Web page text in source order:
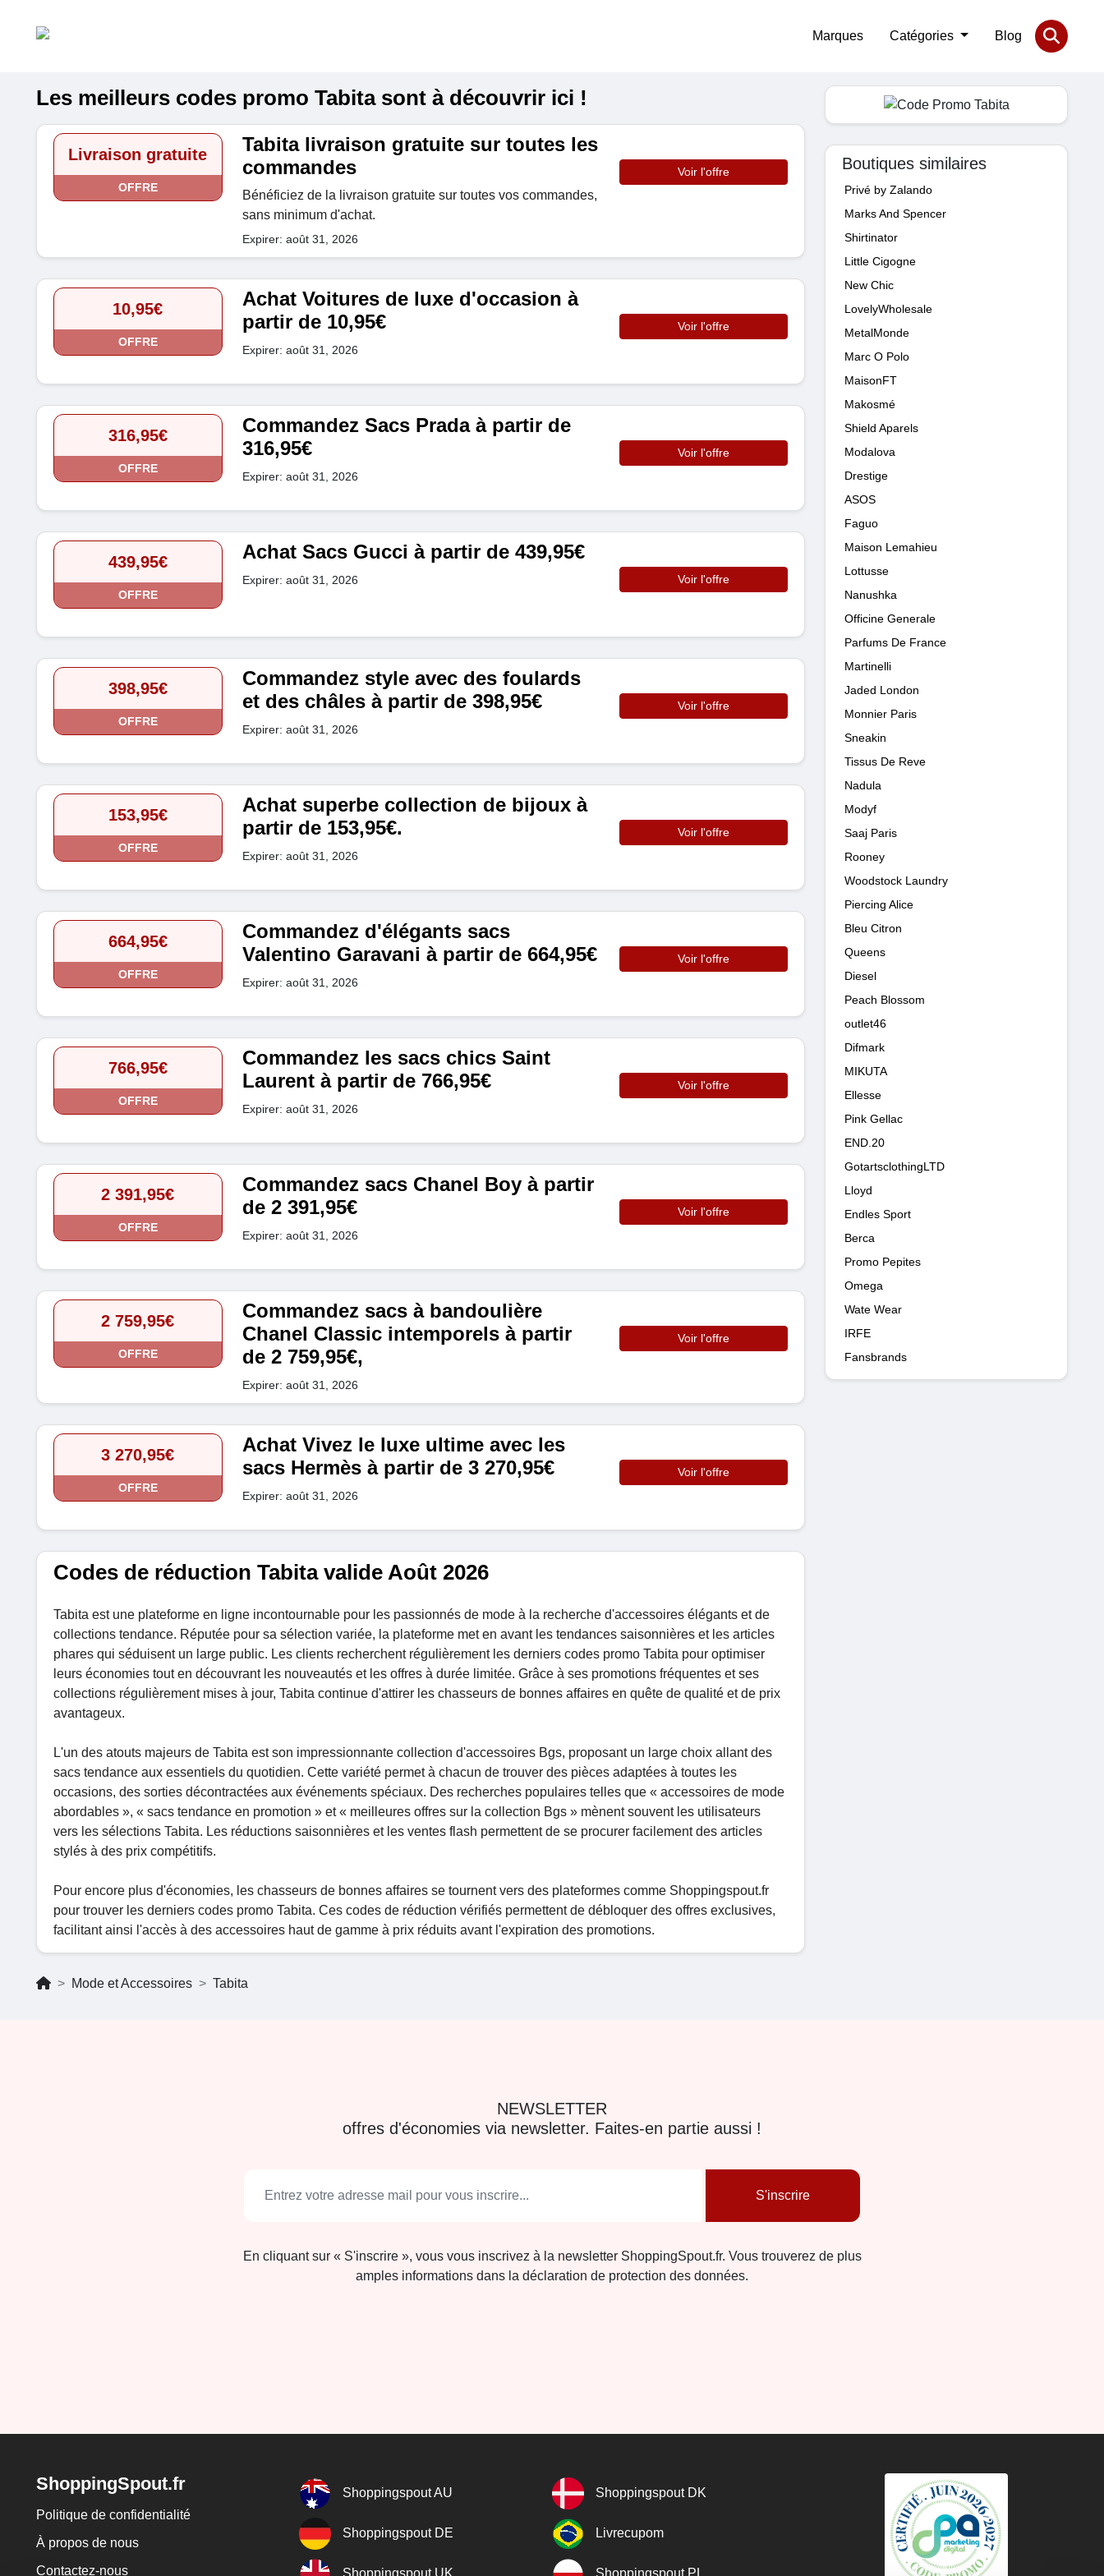
Marques Catégories Blog
Les meilleurs codes promo Tabita sont à découvrir ici !
Livraison gratuite
OFFRE
Tabita livraison gratuite sur toutes les
commandes
Bénéficiez de la livraison gratuite sur toutes vos commandes,
sans minimum d'achat.
Expirer: août 31, 2026
Voir l'offre
10,95€
OFFRE
Achat Voitures de luxe d'occasion à
partir de 10,95€
Expirer: août 31, 2026
Voir l'offre
316,95€
OFFRE
Commandez Sacs Prada à partir de
316,95€
Expirer: août 31, 2026
Voir l'offre
439,95€
OFFRE
Achat Sacs Gucci à partir de 439,95€
Expirer: août 31, 2026 Voir l'offre
398,95€
OFFRE
Commandez style avec des foulards
et des châles à partir de 398,95€
Expirer: août 31, 2026
Voir l'offre
153,95€
OFFRE
Achat superbe collection de bijoux à
partir de 153,95€.
Expirer: août 31, 2026
Voir l'offre
664,95€
OFFRE
Commandez d'élégants sacs
Valentino Garavani à partir de 664,95€
Expirer: août 31, 2026
Voir l'offre
766,95€
OFFRE
Commandez les sacs chics Saint
Laurent à partir de 766,95€
Expirer: août 31, 2026
Voir l'offre
2 391,95€
OFFRE
Commandez sacs Chanel Boy à partir
de 2 391,95€
Expirer: août 31, 2026
Voir l'offre
2 759,95€
OFFRE
Commandez sacs à bandoulière
Chanel Classic intemporels à partir
de 2 759,95€,
Expirer: août 31, 2026
Voir l'offre
3 270,95€
OFFRE
Achat Vivez le luxe ultime avec les
sacs Hermès à partir de 3 270,95€
Expirer: août 31, 2026
Voir l'offre
Codes de réduction Tabita valide Août 2026
Tabita est une plateforme en ligne incontournable pour les passionnés de mode à la recherche d'accessoires élégants et de
collections tendance. Réputée pour sa sélection variée, la plateforme met en avant les tendances saisonnières et les articles
phares qui séduisent un large public. Les clients recherchent régulièrement les derniers codes promo Tabita pour optimiser
leurs économies tout en découvrant les nouveautés et les offres à durée limitée. Grâce à ses promotions fréquentes et ses
collections régulièrement mises à jour, Tabita continue d'attirer les chasseurs de bonnes affaires en quête de qualité et de prix
avantageux.
L'un des atouts majeurs de Tabita est son impressionnante collection d'accessoires Bgs, proposant un large choix allant des
sacs tendance aux essentiels du quotidien. Cette variété permet à chacun de trouver des pièces adaptées à toutes les
occasions, des sorties décontractées aux événements spéciaux. Des recherches populaires telles que « accessoires de mode
abordables », « sacs tendance en promotion » et « meilleures offres sur la collection Bgs » mènent souvent les utilisateurs
vers les sélections Tabita. Les réductions saisonnières et les ventes flash permettent de se procurer facilement des articles
stylés à des prix compétitifs.
Pour encore plus d'économies, les chasseurs de bonnes affaires se tournent vers des plateformes comme Shoppingspout.fr
pour trouver les derniers codes promo Tabita. Ces codes de réduction vérifiés permettent de débloquer des offres exclusives,
facilitant ainsi l'accès à des accessoires haut de gamme à prix réduits avant l'expiration des promotions.
Boutiques similaires
Privé by Zalando
Marks And Spencer
Shirtinator
Little Cigogne
New Chic
LovelyWholesale
MetalMonde
Marc O Polo
MaisonFT
Makosmé
Shield Aparels
Modalova
Drestige
ASOS
Faguo
Maison Lemahieu
Lottusse
Nanushka
Officine Generale
Parfums De France
Martinelli
Jaded London
Monnier Paris
Sneakin
Tissus De Reve
Nadula
Modyf
Saaj Paris
Rooney
Woodstock Laundry
Piercing Alice
Bleu Citron
Queens
Diesel
Peach Blossom
outlet46
Difmark
MIKUTA
Ellesse
Pink Gellac
END.20
GotartsclothingLTD
Lloyd
Endles Sport
Berca
Promo Pepites
Omega
Wate Wear
IRFE
Fansbrands
Mode et Accessoires Tabita
NEWSLETTER
offres d'économies via newsletter. Faites-en partie aussi !
S'inscrire
En cliquant sur « S'inscrire », vous vous inscrivez à la newsletter ShoppingSpout.fr. Vous trouverez de plus
amples informations dans la déclaration de protection des données.
ShoppingSpout.fr
Politique de confidentialité
À propos de nous
Contactez-nous
Shoppingspout AU Shoppingspout DK
Shoppingspout DE Livrecupom
Shoppingspout UK Shoppingspout PL